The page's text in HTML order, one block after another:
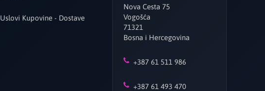
Uslovi Kupovine - Dostave
Nova Cesta 75
Vogošća
71321
Bosna i Hercegovina
+387 61 511 986
+387 61 493 470